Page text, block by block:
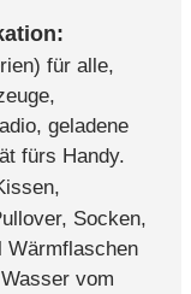
für alle,
geladene
fürs Handy.
Socken,
Wärmflaschen
vom